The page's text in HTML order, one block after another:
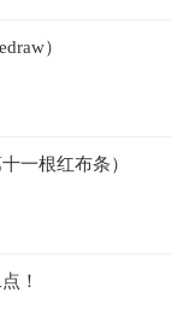
）
一根红布条）
！